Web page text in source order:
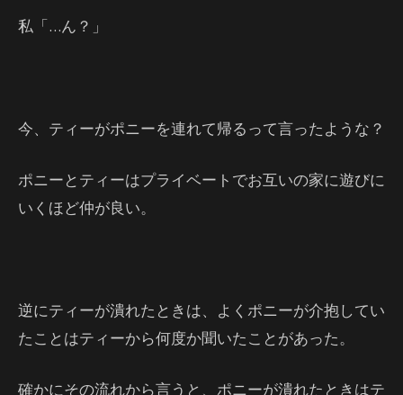
私「…ん？」
今、ティーがポニーを連れて帰るって言ったような？
ポニーとティーはプライベートでお互いの家に遊びに
いくほど仲が良い。
逆にティーが潰れたときは、よくポニーが介抱してい
たことはティーから何度か聞いたことがあった。
確かにその流れから言うと、ポニーが潰れたときはテ